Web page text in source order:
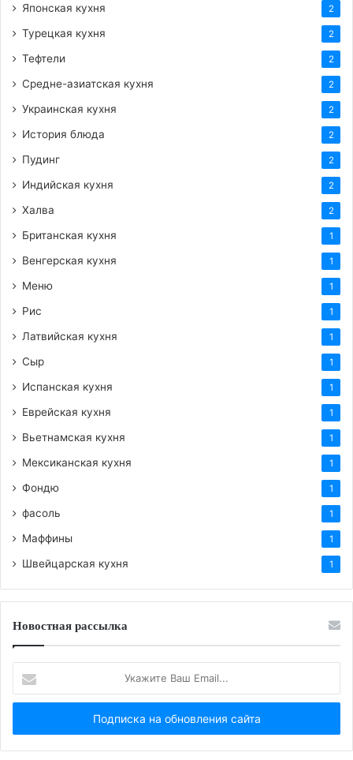
Японская кухня 2
Турецкая кухня 2
Тефтели 2
Средне-азиатская кухня 2
Украинская кухня 2
История блюда 2
Пудинг 2
Индийская кухня 2
Халва 2
Британская кухня 1
Венгерская кухня 1
Меню 1
Рис 1
Латвийская кухня 1
Сыр 1
Испанская кухня 1
Еврейская кухня 1
Вьетнамская кухня 1
Мексиканская кухня 1
Фондю 1
фасоль 1
Маффины 1
Швейцарская кухня 1
Новостная рассылка
Ваш
Email...